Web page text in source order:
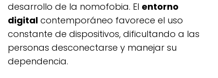
desarrollo de la nomofobia. El entorno
digital contemporáneo favorece el uso
constante de dispositivos, dificultando a las
personas desconectarse y manejar su
dependencia.